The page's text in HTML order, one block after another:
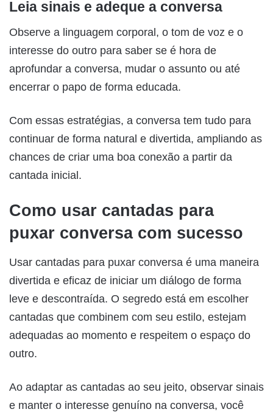
Leia sinais e adeque a conversa
Observe a linguagem corporal, o tom de voz e o
interesse do outro para saber se é hora de
aprofundar a conversa, mudar o assunto ou até
encerrar o papo de forma educada.
Com essas estratégias, a conversa tem tudo para
continuar de forma natural e divertida, ampliando as
chances de criar uma boa conexão a partir da
cantada inicial.
Como usar cantadas para
puxar conversa com sucesso
Usar cantadas para puxar conversa é uma maneira
divertida e eficaz de iniciar um diálogo de forma
leve e descontraída. O segredo está em escolher
cantadas que combinem com seu estilo, estejam
adequadas ao momento e respeitem o espaço do
outro.
Ao adaptar as cantadas ao seu jeito, observar sinais
e manter o interesse genuíno na conversa, você